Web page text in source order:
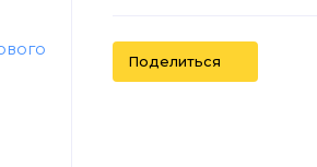
Поделиться